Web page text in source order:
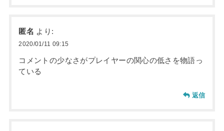
匿名 より:
2020/01/11 09:15
コメントの少なさがプレイヤーの関心の低さを物語っ
ている
返信